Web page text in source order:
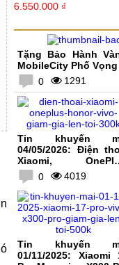
6.550.000 ₫
Tặng Bảo Hành
MobileCity Phố Vọng
0
1291
Tin khuyến
04/05/2026: Điện
Xiaomi,
HONOR, vivo giảm
lên tới 300K
0 4019
Tin khuyến
01/11/2025: Xiaomi